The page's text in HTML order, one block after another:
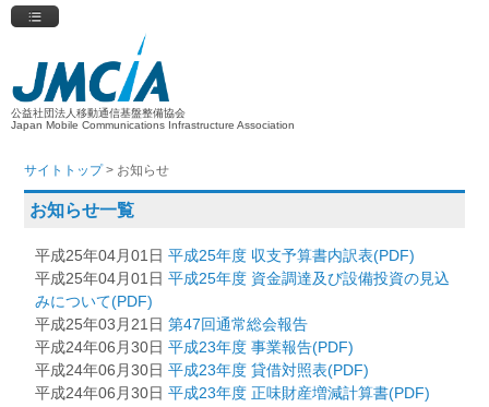
公益社団法人移動通信基盤整備協会
Japan Mobile Communications Infrastructure Association
サイトトップ> お知らせ
お知らせ一覧
平成25年04月01日平成25年度 収支予算書内訳表(PDF)
平成25年04月01日平成25年度 資金調達及び設備投資の見込
みについて(PDF)
平成25年03月21日第47回通常総会報告
平成24年06月30日平成23年度 事業報告(PDF)
平成24年06月30日平成23年度 貸借対照表(PDF)
平成24年06月30日平成23年度 正味財産増減計算書(PDF)